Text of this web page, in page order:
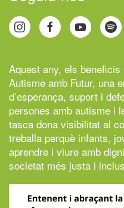
Aquest any, els
Autisme amb Futur, una
d’esperança, suport i
persones amb autisme i
tasca dona visibilitat al
treballa perquè infants,
aprendre i viure amb
societat més justa i